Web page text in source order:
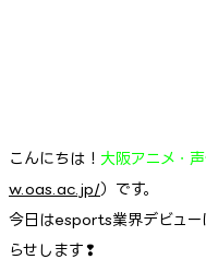
こんにちは！ 大阪アニメ・
w.oas.ac.jp/）です。
今日はesports業界デビュー
らせします❢